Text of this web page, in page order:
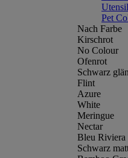
Pet
Nach Farbe
Kirschrot
No Colour
Ofenrot
Schwarz
Flint
Azure
White
Meringue
Nectar
Bleu Riviera
Schwarz